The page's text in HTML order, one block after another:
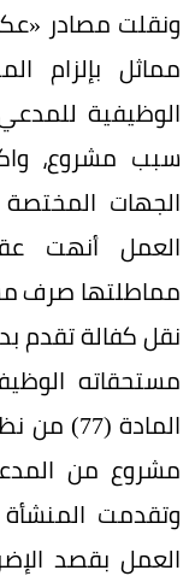
ونقلت مصادر
مماثل بإلزام
الوظيفية
سبب مشروع،
الجهات المختصة
العمل أنهت
مماطلتها صرف
نقل كفالة
مستحقاته
المادة
وتقدمت
العمل بقصد